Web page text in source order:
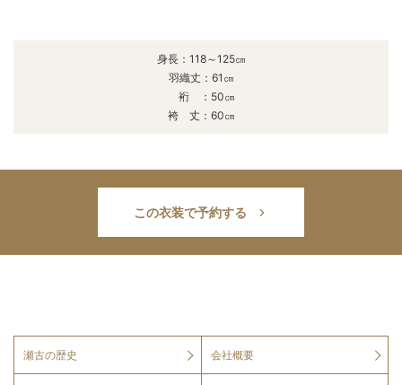
身長：118～125㎝
羽織丈：61㎝
裄 ：50㎝
袴 丈：60㎝
この衣装で予約する
瀬古の歴史 会社概要